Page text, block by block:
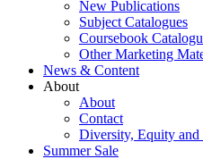
New Publications
Subject Catalogues
Coursebook
Other Marketing
News & Content
About
About
Contact
Diversity, Equity and
Summer Sale